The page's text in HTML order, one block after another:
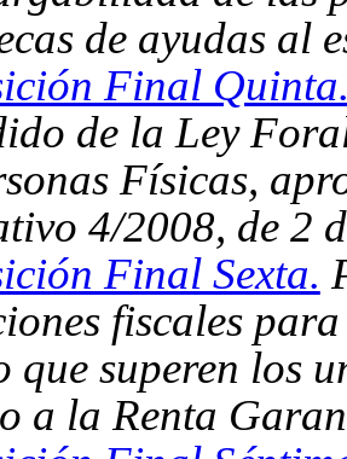
de ayudas al
Final
de la Ley
Físicas,
4/2008, de 2
Final Sexta.
fiscales
que superen los
a la Renta